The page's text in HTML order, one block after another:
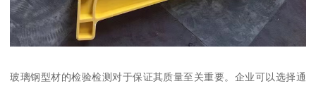
玻璃钢型材的检验检测对于保证其质量至关重要。企业可以选择通